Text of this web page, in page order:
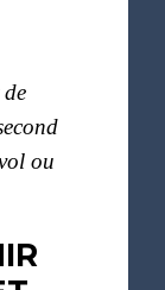
ou